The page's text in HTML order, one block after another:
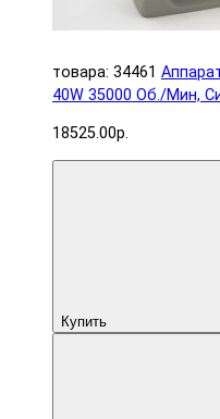
товара: 34461
40W 35000 Об./Мин,
18525.00р.
Купить